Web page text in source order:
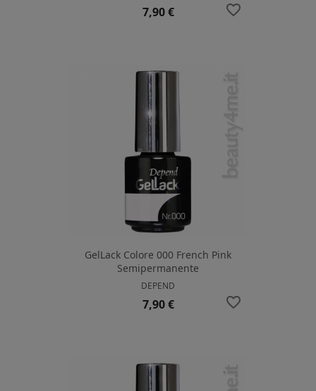
Prezzo
7,90 € favorite_border
GelLack Colore 000 French Pink
Semipermanente
DEPEND
Prezzo
7,90 € favorite_border